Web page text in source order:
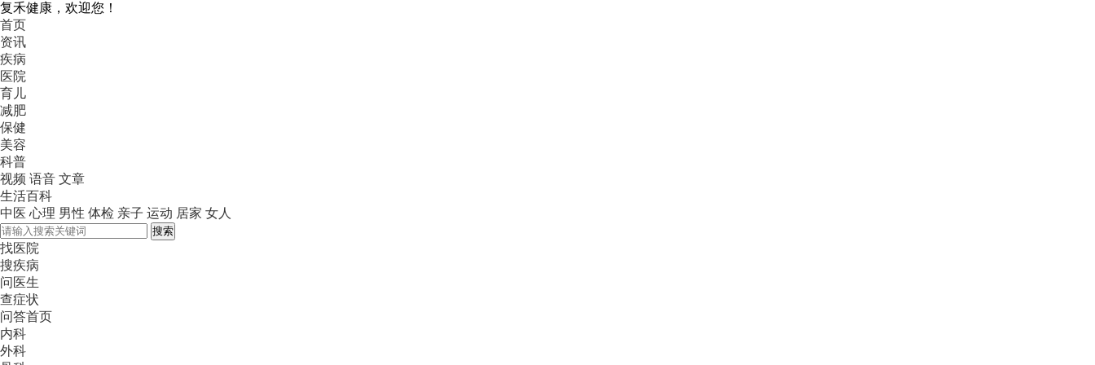
复禾健康，欢迎您！
首页
资讯
疾病
医院
育儿
减肥
保健
美容
科普
视频 语音 文章
生活百科
中医 心理 男性 体检 亲子 运动 居家 女人
搜索
找医院
搜疾病
问医生
查症状
问答首页
内科
外科